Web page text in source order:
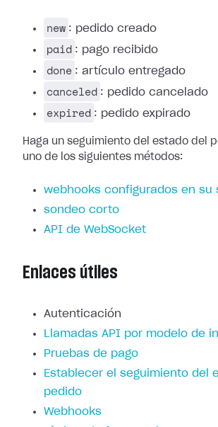
new : pedido creado
paid : pago recibido
done : artículo entregado
canceled : pedido cancelado
expired : pedido expirado
Haga un seguimiento del estado del
uno de los siguientes métodos:
webhooks configurados en su
sondeo corto
API de WebSocket
Enlaces útiles
Autenticación
Llamadas API por modelo de
Pruebas de pago
Establecer el seguimiento del
pedido
Webhooks